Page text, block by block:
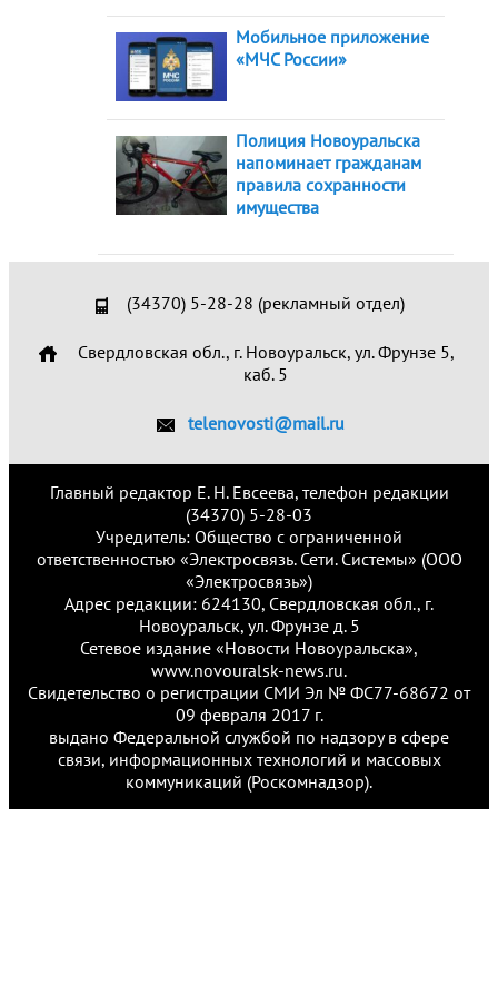
Мобильное приложение
«МЧС России»
Полиция Новоуральска
напоминает гражданам
правила сохранности
имущества
(34370) 5-28-28 (рекламный отдел)
Свердловская обл., г. Новоуральск, ул. Фрунзе 5,
каб. 5
telenovosti@mail.ru
Главный редактор Е. Н. Евсеева, телефон редакции
(34370) 5-28-03
Учредитель: Общество с ограниченной
ответственностью «Электросвязь. Сети. Системы» (ООО
«Электросвязь»)
Адрес редакции: 624130, Свердловская обл., г.
Новоуральск, ул. Фрунзе д. 5
Сетевое издание «Новости Новоуральска»,
www.novouralsk-news.ru.
Свидетельство о регистрации СМИ Эл № ФС77-68672 от
09 февраля 2017 г.
выдано Федеральной службой по надзору в сфере
связи, информационных технологий и массовых
коммуникаций (Роскомнадзор).